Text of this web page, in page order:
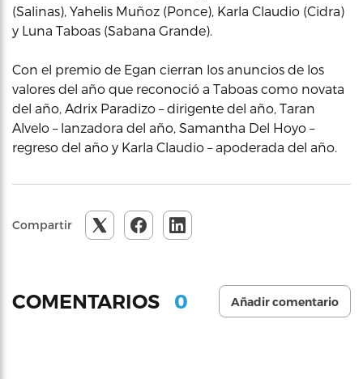
(Salinas), Yahelis Muñoz (Ponce), Karla Claudio (Cidra)
y Luna Taboas (Sabana Grande).
Con el premio de Egan cierran los anuncios de los
valores del año que reconoció a Taboas como novata
del año, Adrix Paradizo – dirigente del año, Taran
Alvelo – lanzadora del año, Samantha Del Hoyo –
regreso del año y Karla Claudio – apoderada del año.
Compartir
COMENTARIOS 0 Añadir comentario